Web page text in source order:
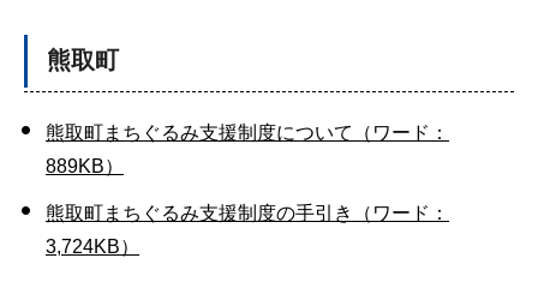
熊取町
熊取町まちぐるみ支援制度について（ワード：
889KB）
熊取町まちぐるみ支援制度の手引き（ワード：
3,724KB）